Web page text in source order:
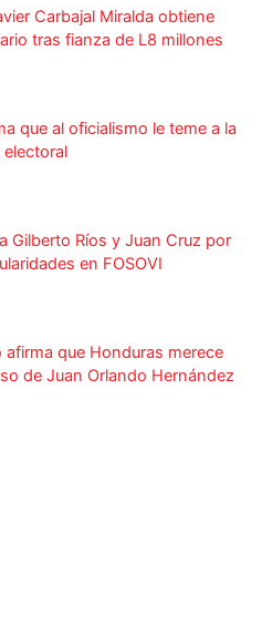
Carbajal Miralda obtiene
tras fianza de L8 millones
que al oficialismo le teme a la
electoral
Gilberto Ríos y Juan Cruz por
en FOSOVI
que Honduras merece
de Juan Orlando Hernández